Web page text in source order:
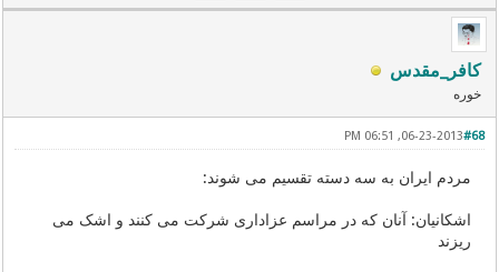
کافر_مقدس
خوره
#68
06-23-2013, 06:51 PM
مردم ایران به سه دسته تقسیم می شوند:
اشکانیان: آنان که در مراسم عزاداری شرکت می کنند و اشک می
ریزند